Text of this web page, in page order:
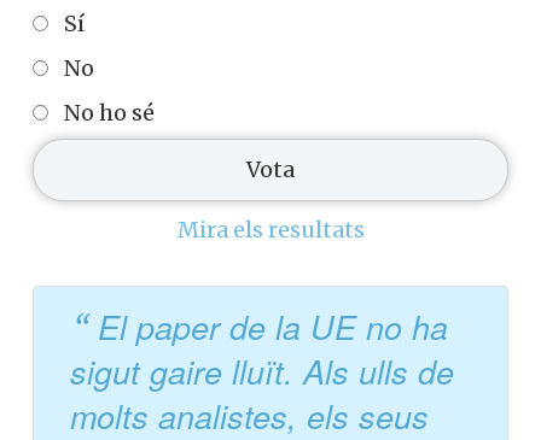
Sí
No
No ho sé
Mira els resultats
El paper de la UE no ha
sigut gaire lluït. Als ulls de
molts analistes, els seus